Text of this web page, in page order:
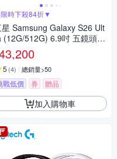
時下殺84折▼
Samsung Galaxy S26 Ult
(12G/512G) 6.9吋 五鏡頭智
慧手機
5 (4) 總銷量>50
戰低價 券 贈品
加入購物車